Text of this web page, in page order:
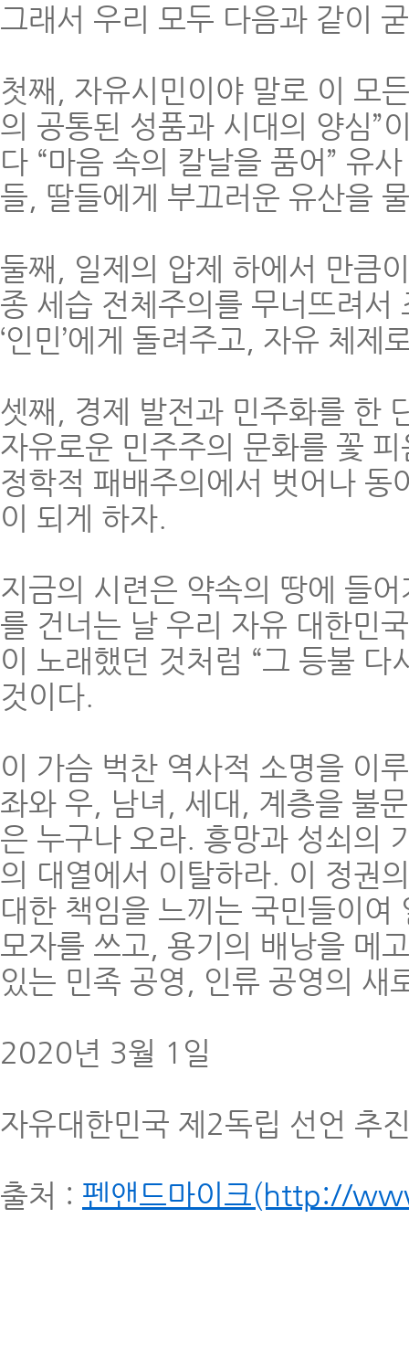
그래서 우리 모두 다음과 같이
첫째, 자유시민이야 말로 이 모
의 공통된 성품과 시대의 양심”
다 “마음 속의 칼날을 품어” 유
들, 딸들에게 부끄러운 유산을
둘째, 일제의 압제 하에서 만큼
종 세습 전체주의를 무너뜨려
‘인민’에게 돌려주고, 자유 체
셋째, 경제 발전과 민주화를 한
자유로운 민주주의 문화를 꽃
정학적 패배주의에서 벗어나
이 되게 하자.
지금의 시련은 약속의 땅에 들
를 건너는 날 우리 자유 대한민
이 노래했던 것처럼 “그 등불
것이다.
이 가슴 벅찬 역사적 소명을 이
좌와 우, 남녀, 세대, 계층을 불
은 누구나 오라. 흥망과 성쇠의
의 대열에서 이탈하라. 이 정권
대한 책임을 느끼는 국민들이
모자를 쓰고, 용기의 배낭을 메
있는 민족 공영, 인류 공영의 새
2020년 3월 1일
자유대한민국 제2독립 선언 추
출처 : 펜앤드마이크(http://